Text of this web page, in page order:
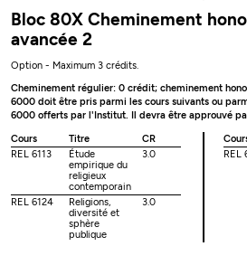
Bloc 80X Cheminement
avancée 2
Option - Maximum 3 crédits.
Cheminement régulier: 0 crédit; cheminement
6000 doit être pris parmi les cours suivants ou
6000 offerts par l'Institut. Il devra être approuvé
Cours Titre
CR
REL 6113
Étude
empirique du
religieux
contemporain
3.0
REL 6124
Religions,
diversité et
sphère
publique
3.0
REL